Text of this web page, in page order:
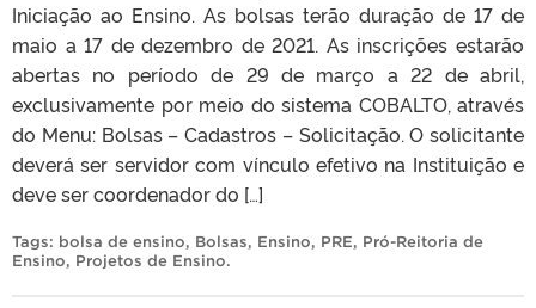
Iniciação ao Ensino. As bolsas terão duração de 17 de
maio a 17 de dezembro de 2021. As inscrições estarão
abertas no período de 29 de março a 22 de abril,
exclusivamente por meio do sistema COBALTO, através
do Menu: Bolsas – Cadastros – Solicitação. O solicitante
deverá ser servidor com vínculo efetivo na Instituição e
deve ser coordenador do […]
Tags: bolsa de ensino, Bolsas, Ensino, PRE, Pró-Reitoria de
Ensino, Projetos de Ensino.